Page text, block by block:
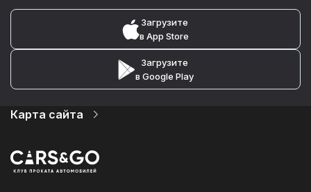
Загрузите
в App Store
Загрузите
в Google Play
Карта сайта
Автомобили в рассрочку
Услуги